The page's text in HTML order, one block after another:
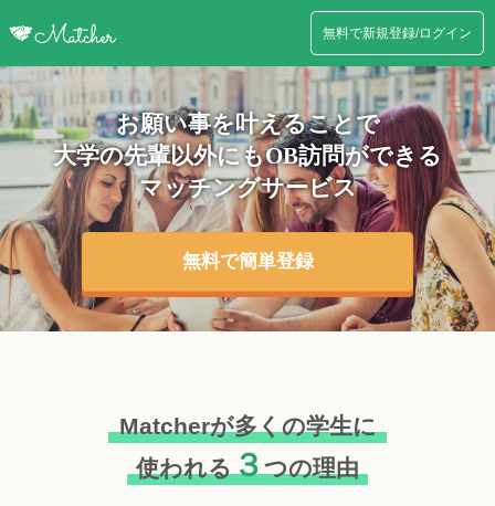
無料で新規登録/ログイン
お願い事を叶えることで
大学の先輩以外にもOB訪問ができる
マッチングサービス
無料で簡単登録
Matcherが多くの学生に
使われる３つの理由